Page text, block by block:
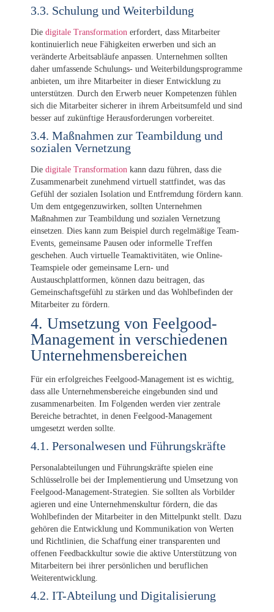
3.3. Schulung und Weiterbildung
Die digitale Transformation erfordert, dass Mitarbeiter
kontinuierlich neue Fähigkeiten erwerben und sich an
veränderte Arbeitsabläufe anpassen. Unternehmen sollten
daher umfassende Schulungs- und Weiterbildungsprogramme
anbieten, um ihre Mitarbeiter in dieser Entwicklung zu
unterstützen. Durch den Erwerb neuer Kompetenzen fühlen
sich die Mitarbeiter sicherer in ihrem Arbeitsumfeld und sind
besser auf zukünftige Herausforderungen vorbereitet.
3.4. Maßnahmen zur Teambildung und
sozialen Vernetzung
Die digitale Transformation kann dazu führen, dass die
Zusammenarbeit zunehmend virtuell stattfindet, was das
Gefühl der sozialen Isolation und Entfremdung fördern kann.
Um dem entgegenzuwirken, sollten Unternehmen
Maßnahmen zur Teambildung und sozialen Vernetzung
einsetzen. Dies kann zum Beispiel durch regelmäßige Team-
Events, gemeinsame Pausen oder informelle Treffen
geschehen. Auch virtuelle Teamaktivitäten, wie Online-
Teamspiele oder gemeinsame Lern- und
Austauschplattformen, können dazu beitragen, das
Gemeinschaftsgefühl zu stärken und das Wohlbefinden der
Mitarbeiter zu fördern.
4. Umsetzung von Feelgood-
Management in verschiedenen
Unternehmensbereichen
Für ein erfolgreiches Feelgood-Management ist es wichtig,
dass alle Unternehmensbereiche eingebunden sind und
zusammenarbeiten. Im Folgenden werden vier zentrale
Bereiche betrachtet, in denen Feelgood-Management
umgesetzt werden sollte.
4.1. Personalwesen und Führungskräfte
Personalabteilungen und Führungskräfte spielen eine
Schlüsselrolle bei der Implementierung und Umsetzung von
Feelgood-Management-Strategien. Sie sollten als Vorbilder
agieren und eine Unternehmenskultur fördern, die das
Wohlbefinden der Mitarbeiter in den Mittelpunkt stellt. Dazu
gehören die Entwicklung und Kommunikation von Werten
und Richtlinien, die Schaffung einer transparenten und
offenen Feedbackkultur sowie die aktive Unterstützung von
Mitarbeitern bei ihrer persönlichen und beruflichen
Weiterentwicklung.
4.2. IT-Abteilung und Digitalisierung